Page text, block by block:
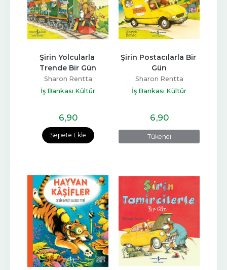
Sepete Ekle
Şirin Yolcularla
Trende Bir Gün
Sharon Rentta
İş Bankası Kültür
6,90
Tükendi
Şirin Postacılarla Bir
Gün
Sharon Rentta
İş Bankası Kültür
6,90